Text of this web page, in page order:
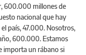
600.000 millones de
nacional que hay
país, 47.000. Nosotros,
600.000. Estamos
importa un rábano si